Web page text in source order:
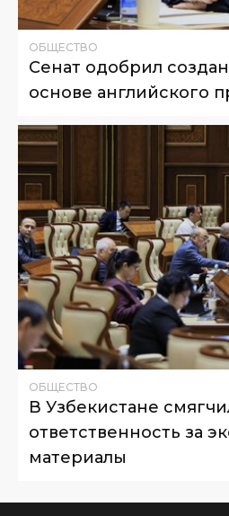
ОБЩЕСТВО
Сенат одобрил
основе английского
ОБЩЕСТВО
В Узбекистане
ответственность за
материалы